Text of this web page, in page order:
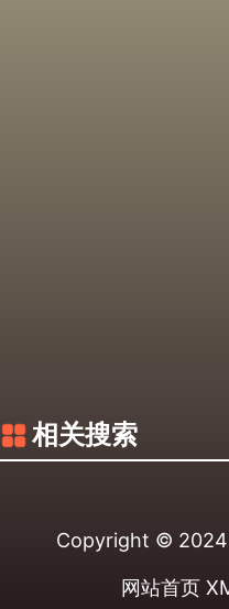
相关搜索
Copyright © 2024
网站首页